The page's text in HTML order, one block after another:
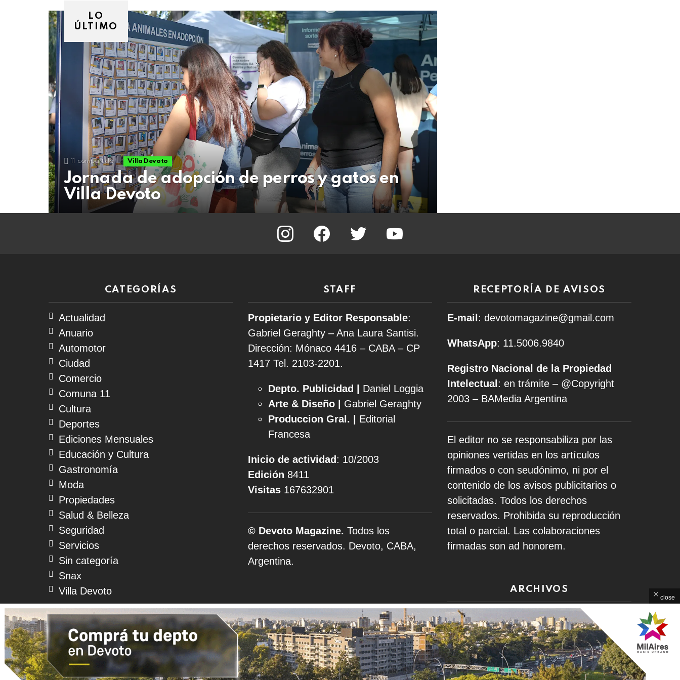
LO
ÚLTIMO
11 compartido Villa Devoto
Jornada de adopción de perros y gatos en
Villa Devoto
instagram facebook twitter
CATEGORÍAS
Actualidad
Anuario
Automotor
Ciudad
Comercio
Comuna 11
Cultura
Deportes
Ediciones Mensuales
Educación y Cultura
Gastronomía
Moda
Propiedades
Salud & Belleza
Seguridad
Servicios
Sin categoría
Snax
Villa Devoto
STAFF
Propietario y Editor Responsable:
Gabriel Geraghty – Ana Laura Santisi.
Dirección: Mónaco 4416 – CABA – CP
1417 Tel. 2103-2201.
Depto. Publicidad |
Daniel Loggia
Arte & Diseño | Gabriel Geraghty
Produccion Gral. |
Editorial
Francesa
Inicio de actividad : 10/2003
Edición 8411
Visitas 167632901
© Devoto Magazine. Todos los
derechos reservados. Devoto, CABA,
Argentina.
RECEPTORÍA DE AVISOS
E-mail : devotomagazine@gmail.com
WhatsApp: 11.5006.9840
Registro Nacional de la Propiedad
Intelectual : en trámite – @Copyright
2003 – BAMedia Argentina
El editor no se responsabiliza por las
opiniones vertidas en los artículos
firmados o con seudónimo, ni por el
contenido de los avisos publicitarios o
solicitadas. Todos los derechos
reservados. Prohibida su reproducción
total o parcial. Las colaboraciones
firmadas son ad honorem.
ARCHIVOS
Archivos
© 2026 Devoto Magazine Home Contacto Política de Privacidad
de
agosto
de
2026
close